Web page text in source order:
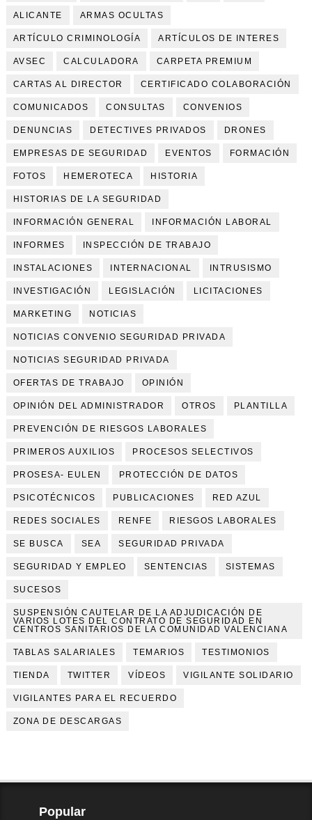
ALICANTE ARMAS OCULTAS
ARTÍCULO CRIMINOLOGÍA ARTÍCULOS DE INTERES
AVSEC CALCULADORA CARPETA PREMIUM
CARTAS AL DIRECTOR CERTIFICADO COLABORACIÓN
COMUNICADOS CONSULTAS CONVENIOS
DENUNCIAS DETECTIVES PRIVADOS DRONES
EMPRESAS DE SEGURIDAD EVENTOS FORMACIÓN
FOTOS HEMEROTECA HISTORIA
HISTORIAS DE LA SEGURIDAD
INFORMACIÓN GENERAL INFORMACIÓN LABORAL
INFORMES INSPECCIÓN DE TRABAJO
INSTALACIONES INTERNACIONAL INTRUSISMO
INVESTIGACIÓN LEGISLACIÓN LICITACIONES
MARKETING NOTICIAS
NOTICIAS CONVENIO SEGURIDAD PRIVADA
NOTICIAS SEGURIDAD PRIVADA
OFERTAS DE TRABAJO OPINIÓN
OPINIÓN DEL ADMINISTRADOR OTROS PLANTILLA
PREVENCIÓN DE RIESGOS LABORALES
PRIMEROS AUXILIOS PROCESOS SELECTIVOS
PROSESA- EULEN PROTECCIÓN DE DATOS
PSICOTÉCNICOS PUBLICACIONES RED AZUL
REDES SOCIALES RENFE RIESGOS LABORALES
SE BUSCA SEA SEGURIDAD PRIVADA
SEGURIDAD Y EMPLEO SENTENCIAS SISTEMAS
SUCESOS
SUSPENSIÓN CAUTELAR DE LA ADJUDICACIÓN DE
VARIOS LOTES DEL CONTRATO DE SEGURIDAD EN
CENTROS SANITARIOS DE LA COMUNIDAD VALENCIANA
TABLAS SALARIALES TEMARIOS TESTIMONIOS
TIENDA TWITTER VÍDEOS VIGILANTE SOLIDARIO
VIGILANTES PARA EL RECUERDO
ZONA DE DESCARGAS
Popular